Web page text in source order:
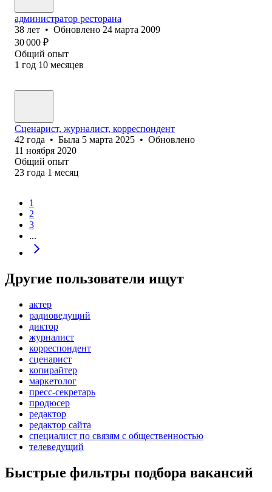
администратор ресторана
38 лет • Обновлено 24 марта 2009
30 000 ₽
Общий опыт
1 год 10 месяцев
Сценарист, журналист, корреспондент
42 года • Была 5 марта 2025 • Обновлено
11 ноября 2020
Общий опыт
23 года 1 месяц
1
2
3
...
Другие пользователи ищут
актер
радиоведущий
диктор
журналист
корреспондент
сценарист
копирайтер
маркетолог
пресс-секретарь
продюсер
редактор
редактор сайта
специалист по связям с общественностью
телеведущий
Быстрые фильтры подбора вакансий